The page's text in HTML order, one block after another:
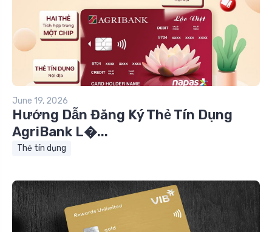
June 19, 2026
Hướng Dẫn Đăng Ký Thẻ Tín Dụng
AgriBank L�...
Thẻ tín dụng